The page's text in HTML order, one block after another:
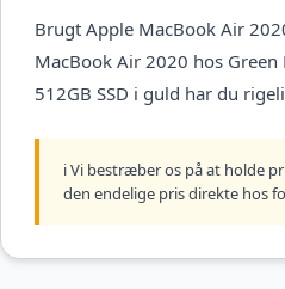
Brugt Apple MacBook Air
MacBook Air 2020 hos
512GB SSD i guld har du
ℹ️ Vi bestræber os på at holde
den endelige pris direkte hos